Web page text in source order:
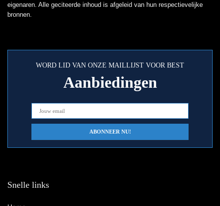
eigenaren. Alle geciteerde inhoud is afgeleid van hun respectievelijke
bronnen.
WORD LID VAN ONZE MAILLIJST VOOR BEST
Aanbiedingen
Snelle links